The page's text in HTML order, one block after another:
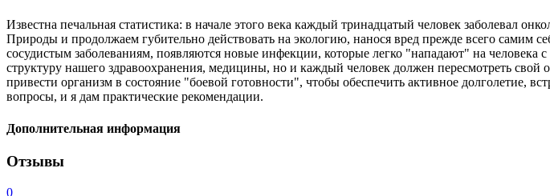
Известна печальная статистика: в начале этого века каждый тринадцатый человек заболевал
Природы и продолжаем губительно действовать на экологию, нанося вред прежде всего самим
сосудистым заболеваниям, появляются новые инфекции, которые легко "нападают" на
структуру нашего здравоохранения, медицины, но и каждый человек должен пересмотреть
привести организм в состояние "боевой готовности", чтобы обеспечить активное долголетие,
вопросы, и я дам практические рекомендации.
Дополнительная информация
Отзывы
0